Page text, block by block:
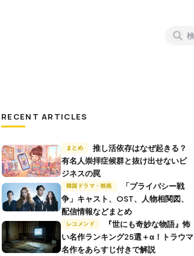
RECENT ARTICLES
まとめ
推し活依存はなぜ起きる？
有名人崇拝症候群と抜け出せないビ
ジネスの罠
韓国ドラマ・映画
争」キャスト、OST、人物相関図、
配信情報などまとめ
レコメンド
い名作ランキング25選＋α！トラウマ
名作をあらすじ付きで解説